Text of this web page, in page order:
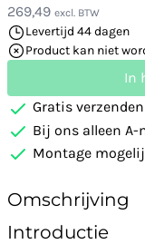
269,49 excl. BTW
Levertijd 44 dagen
Product kan niet
In
Gratis
Bij ons alleen
Montage
Omschrijving
Introductie